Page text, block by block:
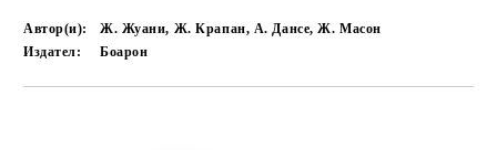
Автор(и):
Ж. Жуани, Ж. Крапан, А. Дансе, Ж. Масон
Издател:
Боарон